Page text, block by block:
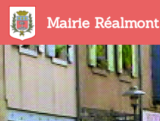
Aller
contenu
principal
Mairie Réalmont